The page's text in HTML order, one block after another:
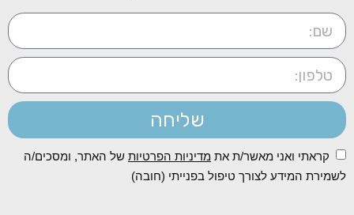
שליחה
קראתי ואני מאשר/ת את מדיניות הפרטיות של האתר, ומסכים/ה
לשמירת המידע לצורך טיפול בפנייתי (חובה)